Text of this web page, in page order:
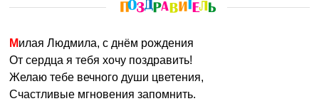
Милая Людмила, с днём рождения
От сердца я тебя хочу поздравить!
Желаю тебе вечного души цветения,
Счастливые мгновения запомнить.